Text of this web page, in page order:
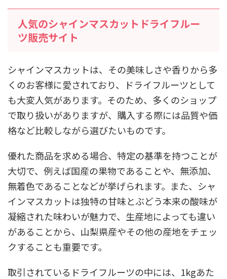
人気のシャインマスカットドライフルー
ツ販売サイト
シャインマスカットは、その美味しさや香りから多
くのお客様に愛されており、ドライフルーツとして
も大変人気があります。そのため、多くのショップ
で取り扱いがありますが、購入する際には品質や価
格など比較しながら選びたいものです。
優れた商品を求める場合、特定の基準を持つことが
大切で、例えば国産の果物であることや、無添加、
無着色であることなどが挙げられます。また、シャ
インマスカットは独特の甘味とぶどう本来の酸味が
凝縮された味わいが魅力で、生産地によっても違い
があることから、山梨県産やその他の産地をチェッ
クすることも重要です。
取引されているドライフルーツの中には、1kgあた